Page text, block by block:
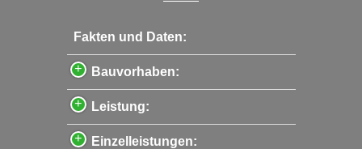
Fakten und Daten:
Bauvorhaben:
Leistung:
Einzelleistungen: